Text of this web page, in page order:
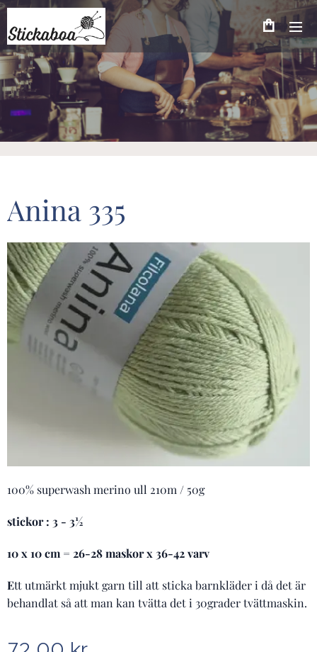
Anina 335
100% superwash merino ull 210m / 50g
stickor : 3 - 3½
10 x 10 cm = 26-28 maskor x 36-42 varv
Ett utmärkt mjukt garn till att sticka barnkläder i då det är
behandlat så att man kan tvätta det i 30grader tvättmaskin.